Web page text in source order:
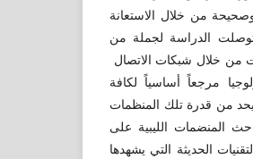
من خلال الاستعانة
الدراسة لجملة من
من خلال شبكات الاتصال
مرجعاً أساسياً لكافة
من قدرة تلك المنظمات
المنضمات الليبية على
الحديثة التي يشهدها